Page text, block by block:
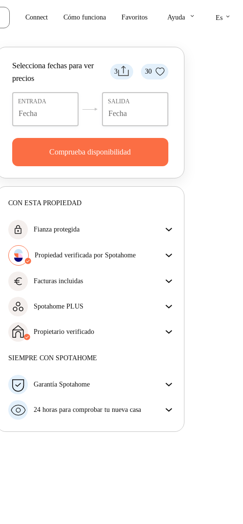
Connect Cómo funciona Favoritos Ayuda keyboard_arrow_down Es keyboard_arrow_down
3 30
Selecciona fechas para ver
precios
ENTRADA SALIDA
Comprueba disponibilidad
CON ESTA PROPIEDAD
lock Fianza protegida
no te devuelve la fianza, nosotros te la
reembolsamos.
Propiedad verificada por Spotahome
obtienes exactamente lo que ves en el anuncio.
euro Facturas incluidas
facturas incluidas, que cubren alquiler y servicios
Spotahome PLUS
más exigentes. Estándares más altos de seguridad y
soporte adicional durante todo el alquiler.
Propietario verificado
Más sobre este arrendador
SIEMPRE CON SPOTAHOME
Garantía Spotahome
horas previas a la fecha de entrada, Spotahome A) te
el hotel hasta que encuentres nueva casa o B) te hará
24 horas para comprobar tu nueva casa